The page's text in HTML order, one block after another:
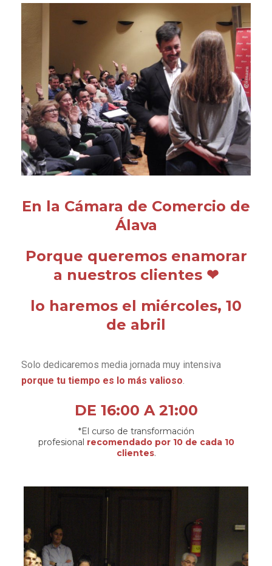
En la Cámara de Comercio de
Álava
Porque queremos enamorar
a nuestros clientes ❤
lo haremos el miércoles, 10
de abril
Solo dedicaremos media jornada muy intensiva
porque tu tiempo es lo más valioso
DE 16:00 A 21:00
*El curso de transformación
profesional recomendado por 10 de cada 10
clientes.